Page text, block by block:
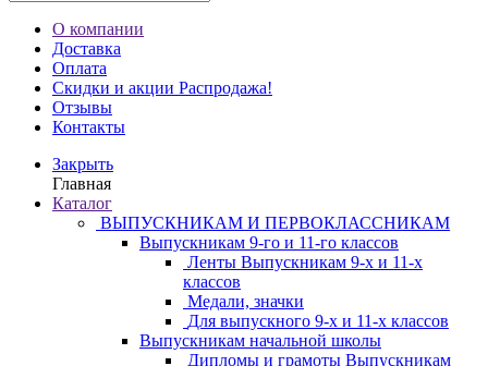
О компании
Доставка
Оплата
Скидки и акции Распродажа!
Отзывы
Контакты
Закрыть
Главная
Каталог
ВЫПУСКНИКАМ И ПЕРВОКЛАССНИКАМ
Выпускникам 9-го и 11-го классов
Ленты Выпускникам 9-х и 11-х
классов
Медали, значки
Для выпускного 9-х и 11-х классов
Выпускникам начальной школы
Дипломы и грамоты Выпускникам